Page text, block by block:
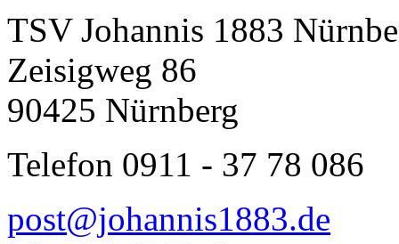
TSV Johannis 1883
Zeisigweg 86
90425 Nürnberg
Telefon 0911 - 37 78 086
post@johannis1883.de